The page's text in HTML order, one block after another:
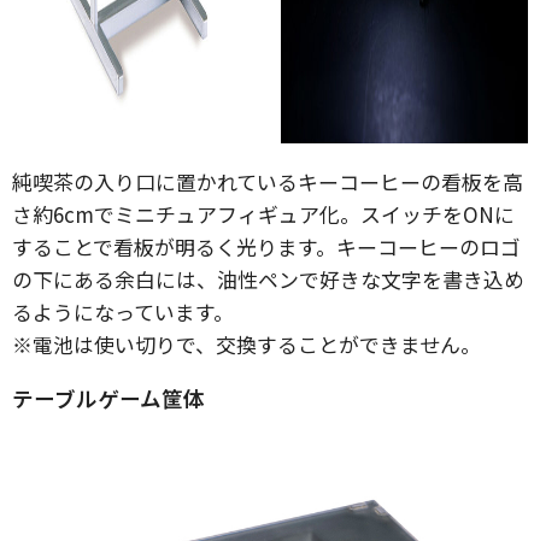
純喫茶の入り口に置かれているキーコーヒーの看板を高
さ約6cmでミニチュアフィギュア化。スイッチをONに
することで看板が明るく光ります。キーコーヒーのロゴ
の下にある余白には、油性ペンで好きな文字を書き込め
るようになっています。
※電池は使い切りで、交換することができません。
テーブルゲーム筐体